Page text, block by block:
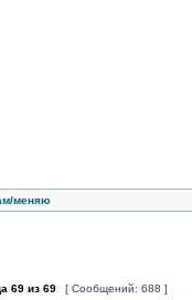
меняю
69 из 69 [ Сообщений: 688 ]